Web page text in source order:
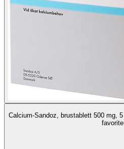
Calcium-Sandoz, brustablett 500 mg,